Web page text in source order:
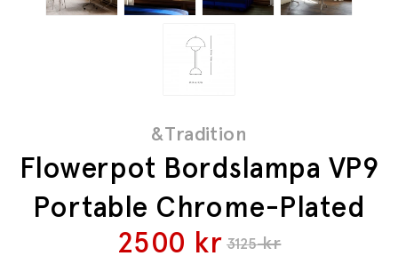
&Tradition
Flowerpot Bordslampa VP9
Portable Chrome-Plated
3125kr
2500 kr